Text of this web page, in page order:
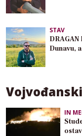
STAV
Dunavu,
IN